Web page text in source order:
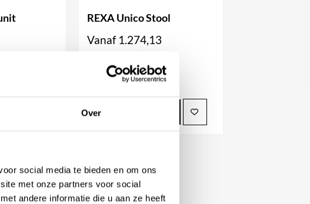
Over
social media te bieden en om ons
met onze partners voor social
andere informatie die u aan ze heeft
REXA Unico Stool
Vanaf 1.274,13
BEKIJK PRODUCT